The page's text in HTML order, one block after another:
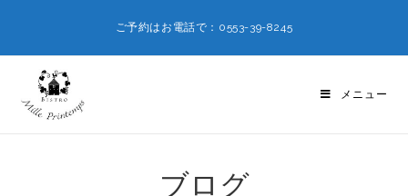
ご予約はお電話で：0553-39-8245
メニュー
ブログ